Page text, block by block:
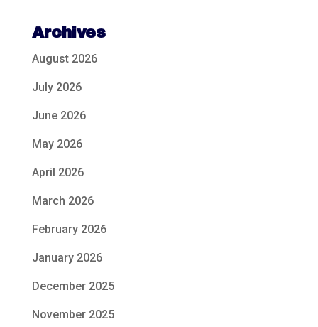
Archives
August 2026
July 2026
June 2026
May 2026
April 2026
March 2026
February 2026
January 2026
December 2025
November 2025